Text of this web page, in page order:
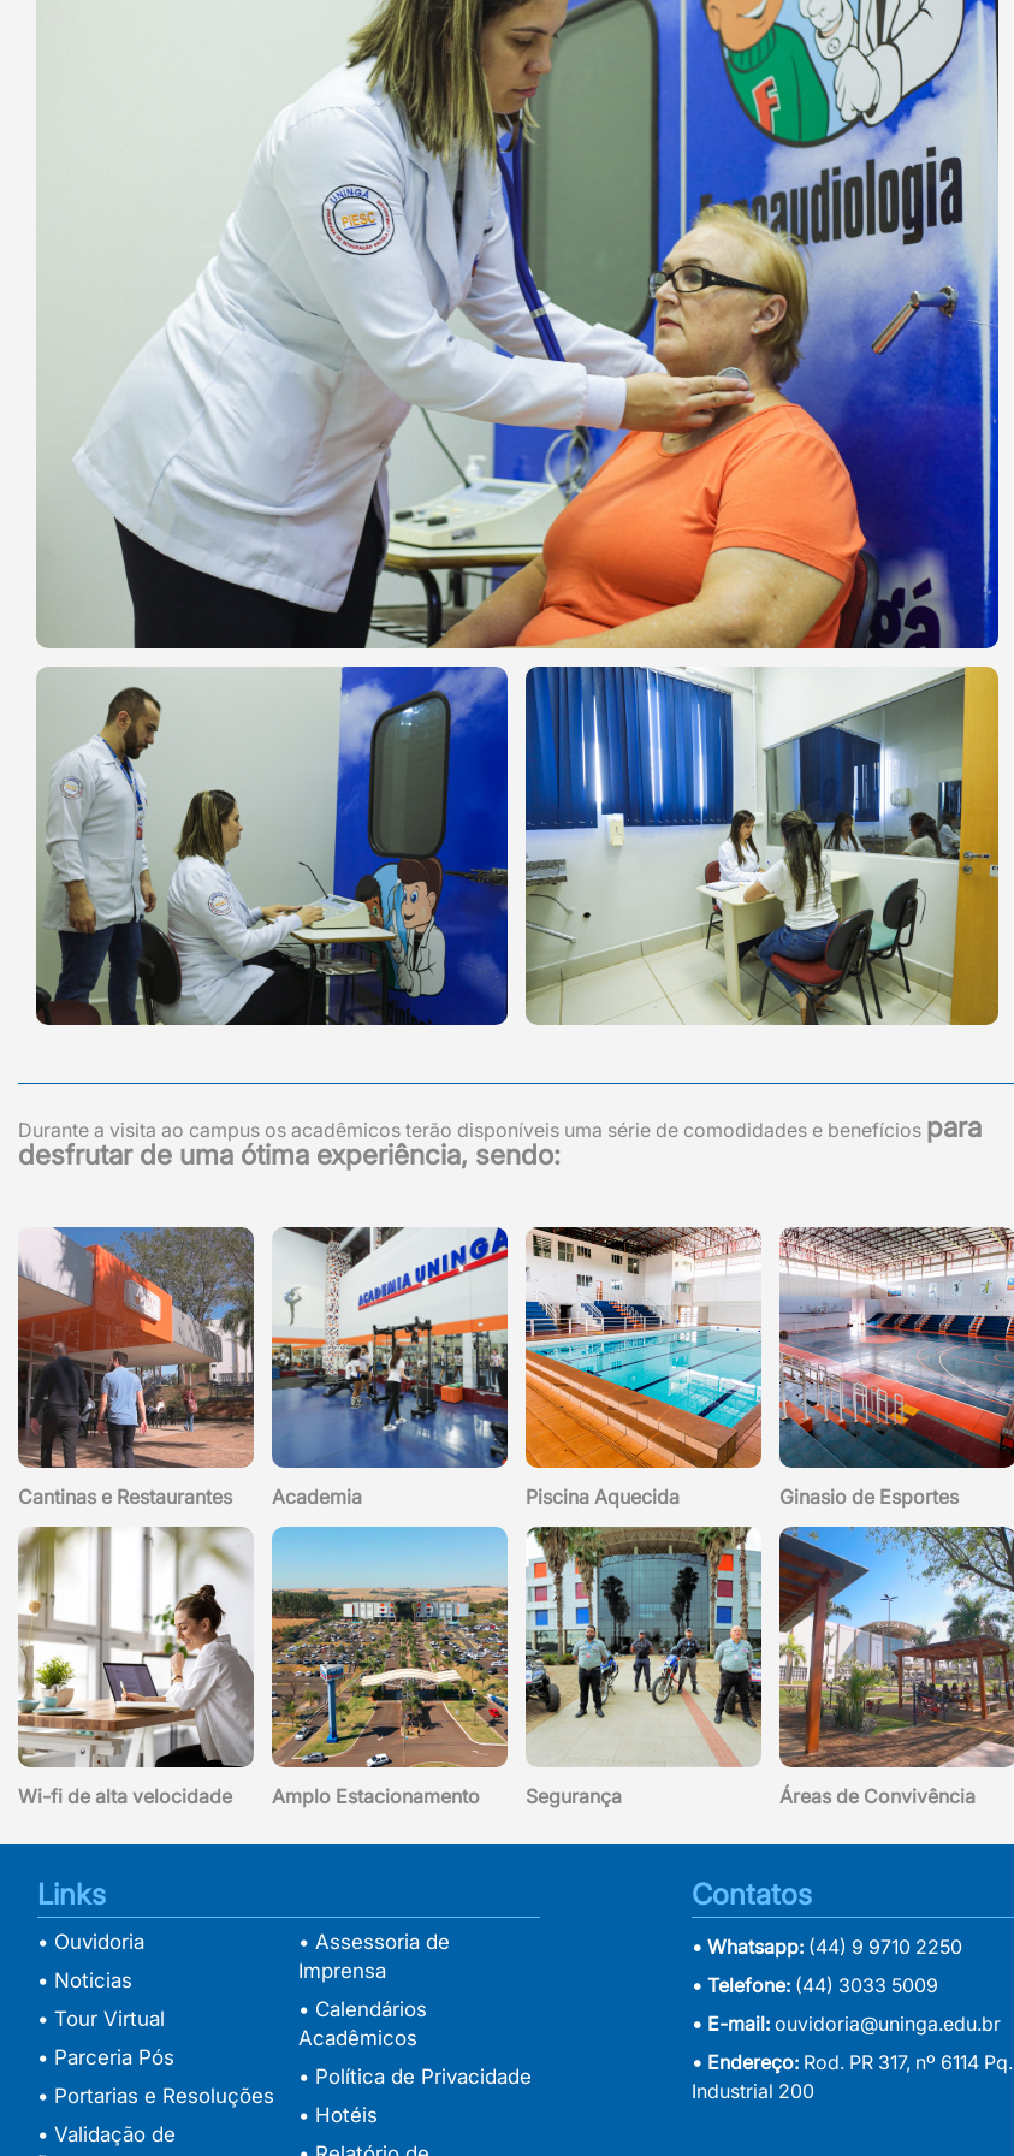
Durante a visita ao campus os acadêmicos terão disponíveis uma série de comodidades e benefícios para
desfrutar de uma ótima experiência, sendo:
Cantinas e Restaurantes Academia Piscina Aquecida Ginasio de Esportes
Wi-fi de alta velocidade Amplo Estacionamento Segurança Áreas de Convivência
Links
• Ouvidoria
• Noticias
• Tour Virtual
• Parceria Pós
• Portarias e Resoluções
• Validação de
• Assessoria de
Imprensa
• Calendários
Acadêmicos
• Política de Privacidade
• Hotéis
Contatos
• Whatsapp: (44) 9 9710 2250
• Telefone: (44) 3033 5009
• E-mail: ouvidoria@uninga.edu.br
• Endereço: Rod. PR 317, nº 6114 Pq.
Industrial 200